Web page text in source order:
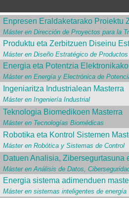
Enpresen Eraldaketarako Proiektu
Máster en Dirección de Proyectos para la
Produktu eta Zerbitzuen Diseinu
Máster en Diseño Estratégico de
Energia eta Potentzia
Máster en Energía y Electrónica de
Ingeniaritza Industrialean Masterra
Máster en Ingeniería Industrial
Teknologia Biomedikoen Masterra
Máster en Tecnologías Biomédicas
Robotika eta Kontrol Sistemen
Máster en Robótica y Sistemas de Control
Datuen Analisia, Zibersegurtasuna
Máster en Análisis de Datos,
Energia sistema adimenduen
Máster en sistemas inteligentes de energía